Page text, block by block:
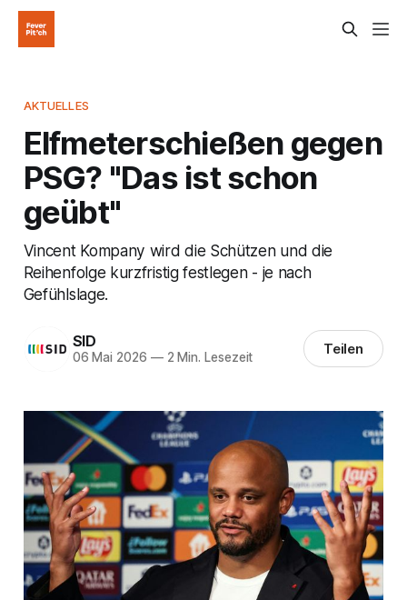
AKTUELLES
Elfmeterschießen gegen
PSG? "Das ist schon
geübt"
Vincent Kompany wird die Schützen und die
Reihenfolge kurzfristig festlegen - je nach
Gefühlslage.
SID
06 Mai 2026 —2 Min. Lesezeit Teilen